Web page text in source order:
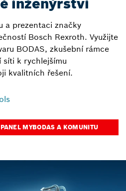
inženýrství
a prezentaci značky
Bosch Rexroth. Využijte
BODAS, zkušební rámce
síti k rychlejšímu
kvalitních řešení.
MYBODAS A KOMUNITU